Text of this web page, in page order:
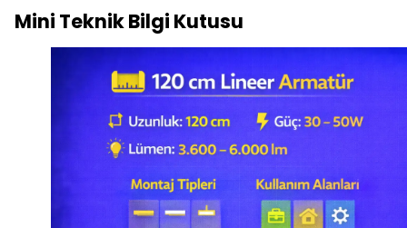
Mini Teknik Bilgi Kutusu